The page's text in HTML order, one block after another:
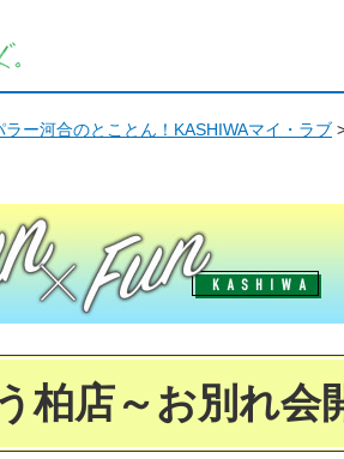
ラー河合のとことん！KASHIWAマイ・ラブ
柏店～お別れ会